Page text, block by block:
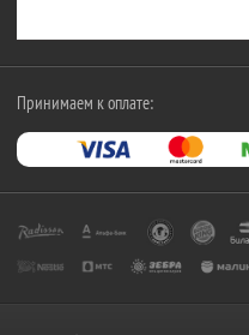
Принимаем к оплате: